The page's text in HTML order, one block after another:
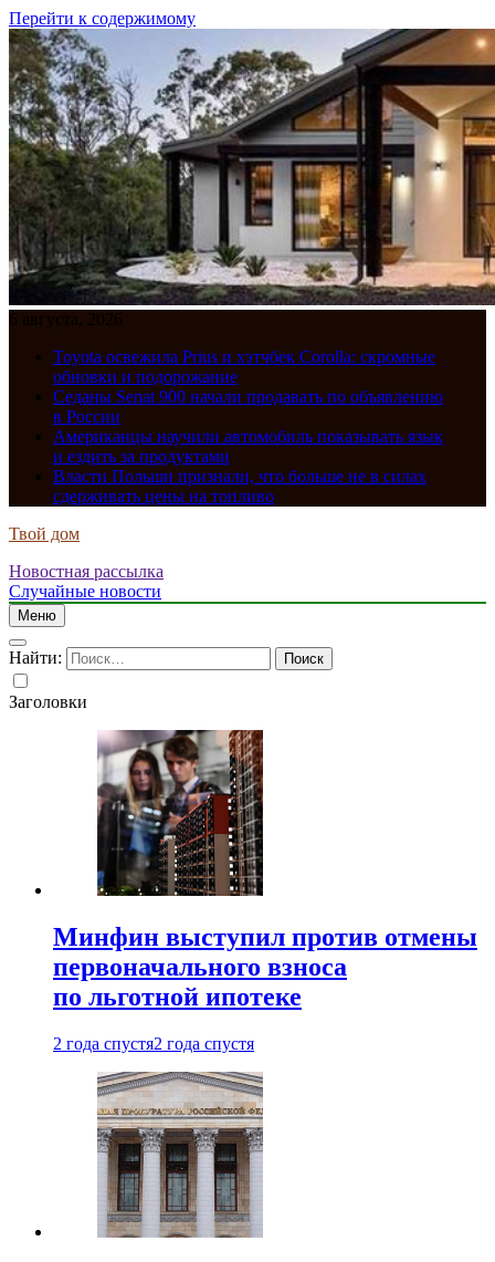
Перейти к содержимому
6 августа, 2026
Toyota освежила Prius и хэтчбек Corolla: скромные
обновки и подорожание
Седаны Senat 900 начали продавать по объявлению
в России
Американцы научили автомобиль показывать язык
и ездить за продуктами
Власти Польши признали, что больше не в силах
сдерживать цены на топливо
Твой дом
Новостная рассылка
Случайные новости
Меню
Найти:
Заголовки
Минфин выступил против отмены
первоначального взноса
по льготной ипотеке
2 года спустя2 года спустя